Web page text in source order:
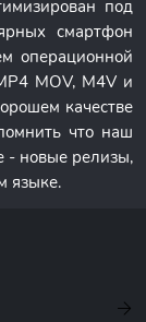
под
смартфон
операционной
MOV, M4V и
качестве
что наш
- новые релизы,
языке.